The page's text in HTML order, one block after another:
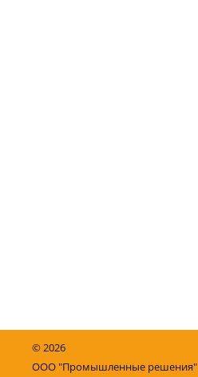
©2026
ООО "Промышленные решения"